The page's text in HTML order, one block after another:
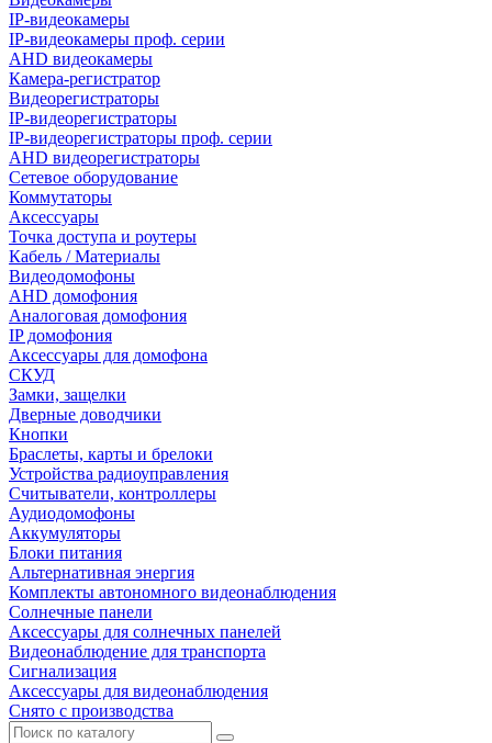
IP-видеокамеры
IP-видеокамеры проф. серии
AHD видеокамеры
Камера-регистратор
Видеорегистраторы
IP-видеорегистраторы
IP-видеорегистраторы проф. серии
AHD видеорегистраторы
Сетевое оборудование
Коммутаторы
Аксессуары
Точка доступа и роутеры
Кабель / Материалы
Видеодомофоны
AHD домофония
Аналоговая домофония
IP домофония
Аксессуары для домофона
СКУД
Замки, защелки
Дверные доводчики
Кнопки
Браслеты, карты и брелоки
Устройства радиоуправления
Считыватели, контроллеры
Аудиодомофоны
Аккумуляторы
Блоки питания
Альтернативная энергия
Комплекты автономного видеонаблюдения
Солнечные панели
Аксессуары для солнечных панелей
Видеонаблюдение для транспорта
Сигнализация
Аксессуары для видеонаблюдения
Снято с производства